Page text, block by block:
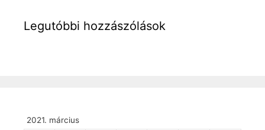
Legutóbbi hozzászólások
2021. március